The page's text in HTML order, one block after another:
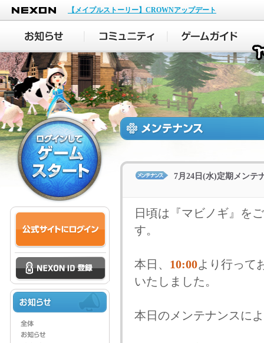
NEXON
【メイプルストーリー】CROWNアップデート
7月24日(水)定期メンテ
日頃は『マビノギ』を
す。
本日、 10:00より行って
いたしました。
本日のメンテナンスに